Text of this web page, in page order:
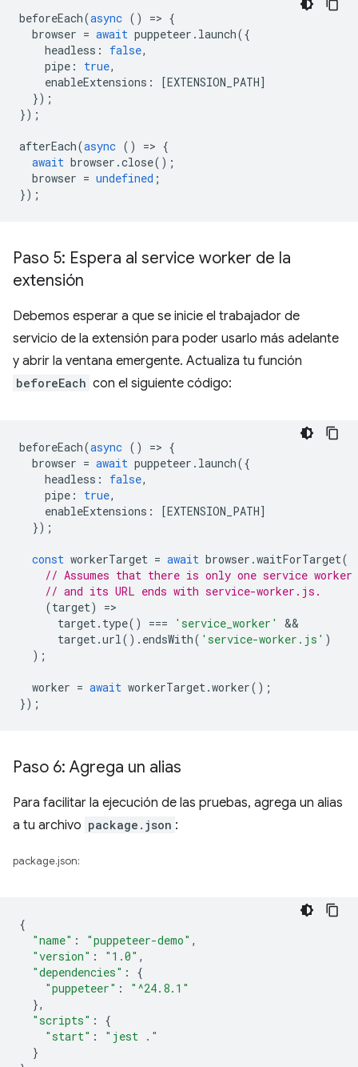
beforeEach(async () => {
browser = await puppeteer . launch({
headless : false,
pipe : true,
enableExtensions : [EXTENSION_PATH]
});
});
afterEach(async () => {
await browser .close();
browser = undefined ;
});
Paso 5: Espera al service worker de la
extensión
Debemos esperar a que se inicie el trabajador de
servicio de la extensión para poder usarlo más adelante
y abrir la ventana emergente. Actualiza tu función
beforeEach con el siguiente código:
beforeEach(async () => {
browser = await puppeteer . launch({
headless : false,
pipe : true,
enableExtensions : [EXTENSION_PATH]
});
const workerTarget = await browser .waitForTarget(
// Assumes that there is only one service worker
// and its URL ends with service-worker.js.
(target) =
target. type() === 'service_worker'
target.url(). endsWith( 'service-worker.js' )
);
worker = await workerTarget.worker();
});
Paso 6: Agrega un alias
Para facilitar la ejecución de las pruebas, agrega un alias
a tu archivo package.json :
package.json:
{
"name" : "puppeteer-demo" ,
"version" : "1.0" ,
"dependencies" :
{
"puppeteer" :
"^24.8.1"
},
"scripts" :
{
"start" :
"jest ."
}